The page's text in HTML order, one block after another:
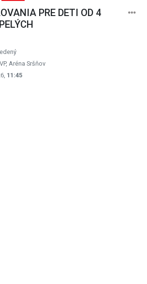
PRE DETI OD 4
Aréna Sršňov
11:45